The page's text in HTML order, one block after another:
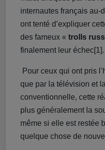
internautes français au-
ont tenté d’expliquer
des fameux « trolls
finalement leur échec[1].
Pour ceux qui ont pris
que par la télévision et
conventionnelle, cette
plus généralement la
même si elle est restée
quelque chose de